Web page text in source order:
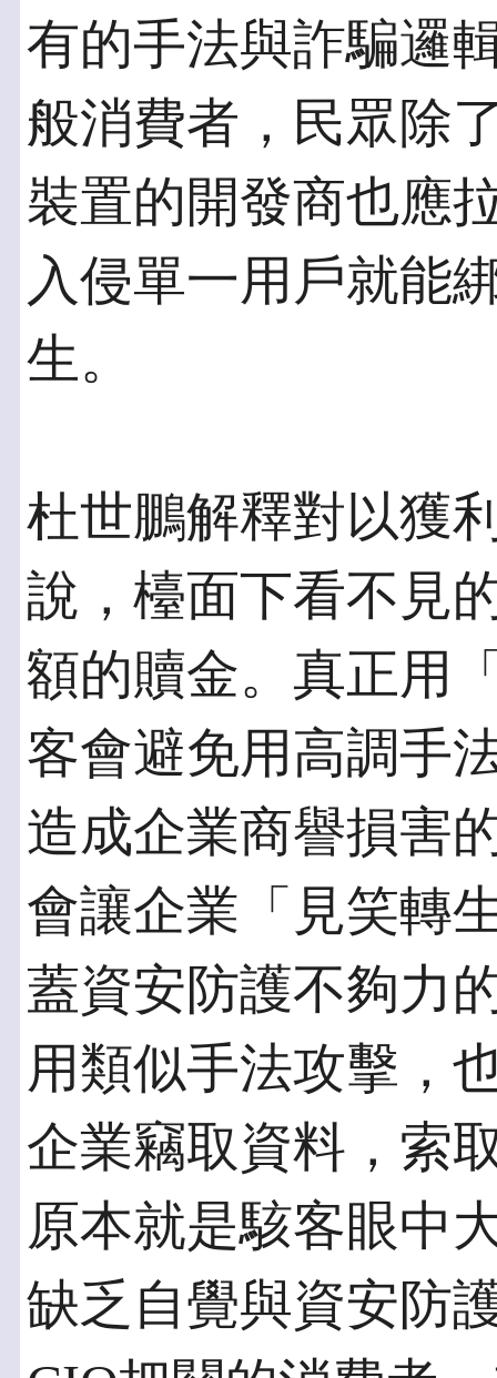
有的手法與詐騙邏
般消費者，民眾除
裝置的開發商也應
入侵單一用戶就能
生。
杜世鵬解釋對以獲
說，檯面下看不見
額的贖金。真正用
客會避免用高調手
造成企業商譽損害
會讓企業「見笑轉
蓋資安防護不夠力
用類似手法攻擊，
企業竊取資料，索
原本就是駭客眼中
缺乏自覺與資安防